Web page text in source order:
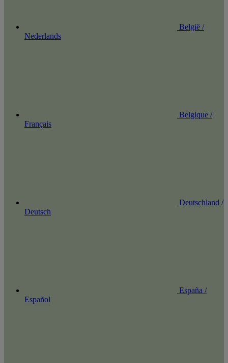
België /
Nederlands
Belgique /
Français
Deutschland /
Deutsch
España /
Español